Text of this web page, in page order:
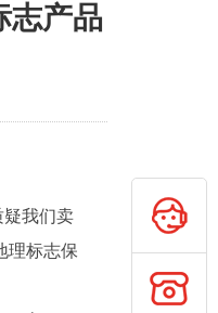
志产品
疑我们卖
理标志保